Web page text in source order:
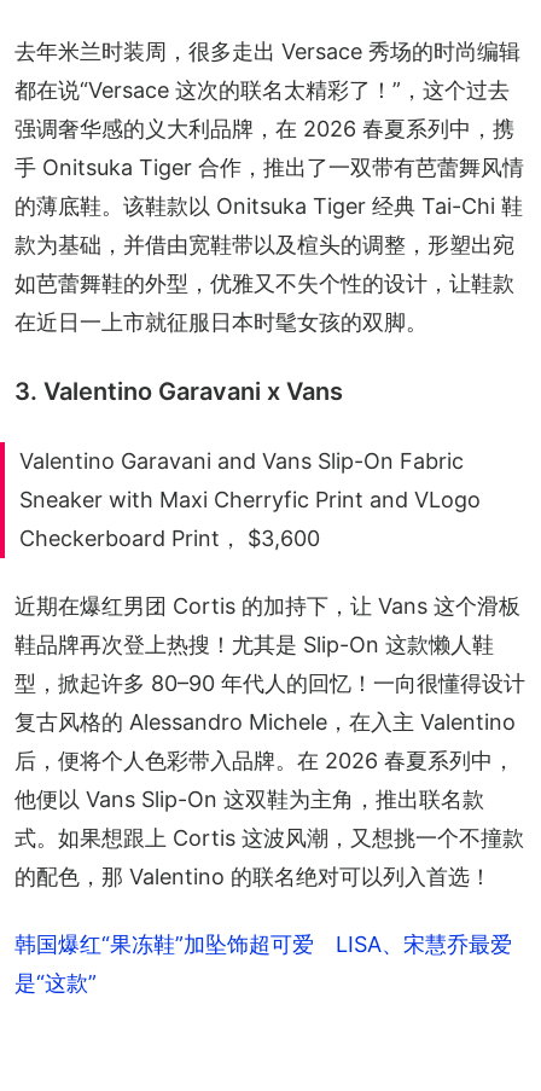
去年米兰时装周，很多走出 Versace 秀场的时尚编辑
都在说“Versace 这次的联名太精彩了！”，这个过去
强调奢华感的义大利品牌，在 2026 春夏系列中，携
手 Onitsuka Tiger 合作，推出了一双带有芭蕾舞风情
的薄底鞋。该鞋款以 Onitsuka Tiger 经典 Tai-Chi 鞋
款为基础，并借由宽鞋带以及楦头的调整，形塑出宛
如芭蕾舞鞋的外型，优雅又不失个性的设计，让鞋款
在近日一上市就征服日本时髦女孩的双脚。
3. Valentino Garavani x Vans
Valentino Garavani and Vans Slip-On Fabric
Sneaker with Maxi Cherryfic Print and VLogo
Checkerboard Print， $3,600
近期在爆红男团 Cortis 的加持下，让 Vans 这个滑板
鞋品牌再次登上热搜！尤其是 Slip-On 这款懒人鞋
型，掀起许多 80–90 年代人的回忆！一向很懂得设计
复古风格的 Alessandro Michele，在入主 Valentino
后，便将个人色彩带入品牌。在 2026 春夏系列中，
他便以 Vans Slip-On 这双鞋为主角，推出联名款
式。如果想跟上 Cortis 这波风潮，又想挑一个不撞款
的配色，那 Valentino 的联名绝对可以列入首选！
韩国爆红“果冻鞋”加坠饰超可爱 LISA、宋慧乔最爱
是“这款”